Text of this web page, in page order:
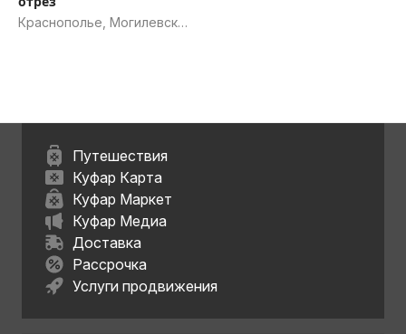
Краснополье, Могилевская
Путешествия
Куфар Карта
Куфар Маркет
Куфар Медиа
Доставка
Рассрочка
Услуги продвижения